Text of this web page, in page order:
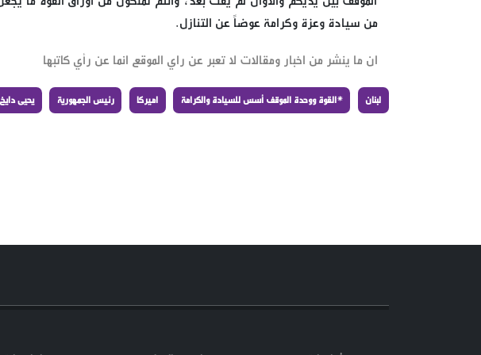
من سيادة وعزة وكرامة عوضاً عن التنازل.
ان ما ينشر من اخبار ومقالات لا تعبر عن راي الموقع انما عن رأي كاتبها
لبنان *القوة ووحدة الموقف أسس للسيادة والكرامة اميركا رئيس الجمهورية يحيى دايخ